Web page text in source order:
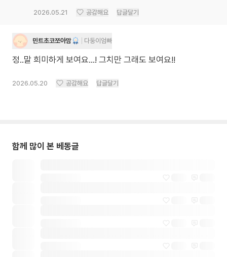
2026.05.21 공감해요 답글달기
민트초코쪼아맘 다둥이엄빠
정..말 희미하게 보여요…! 그치만 그래도 보여요!!
2026.05.20 공감해요 답글달기
함께 많이 본 베동글